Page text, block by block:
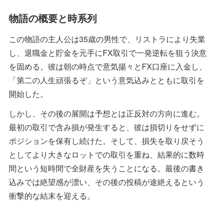
物語の概要と時系列
この物語の主人公は35歳の男性で、リストラにより失業
し、退職金と貯金を元手にFX取引で一発逆転を狙う決意
を固める。彼は朝の時点で意気揚々とFX口座に入金し、
「第二の人生頑張るぞ」という意気込みとともに取引を
開始した。
しかし、その後の展開は予想とは正反対の方向に進む。
最初の取引で含み損が発生すると、彼は損切りをせずに
ポジションを保有し続けた。そして、損失を取り戻そう
としてより大きなロットでの取引を重ね、結果的に数時
間という短時間で全財産を失うことになる。最後の書き
込みでは絶望感が漂い、その後の投稿が途絶えるという
衝撃的な結末を迎える。